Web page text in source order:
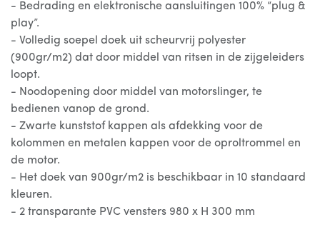
- Bedrading en elektronische aansluitingen 100% “plug &
play”.
- Volledig soepel doek uit scheurvrij polyester
(900gr/m2) dat door middel van ritsen in de zijgeleiders
loopt.
- Noodopening door middel van motorslinger, te
bedienen vanop de grond.
- Zwarte kunststof kappen als afdekking voor de
kolommen en metalen kappen voor de oproltrommel en
de motor.
- Het doek van 900gr/m2 is beschikbaar in 10 standaard
kleuren.
- 2 transparante PVC vensters 980 x H 300 mm